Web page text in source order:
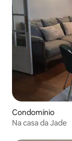
Condomínio
Na casa da Jade